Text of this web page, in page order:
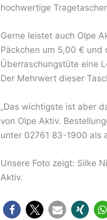
hochwertige
Gerne leistet auch Olpe
Päckchen um 5,00 € und
Überraschungstüte eine
Der Mehrwert dieser
„Das wichtigste ist aber
von Olpe Aktiv.
unter 02761 83-1900 als
Unsere Foto zeigt: Silke
Aktiv.